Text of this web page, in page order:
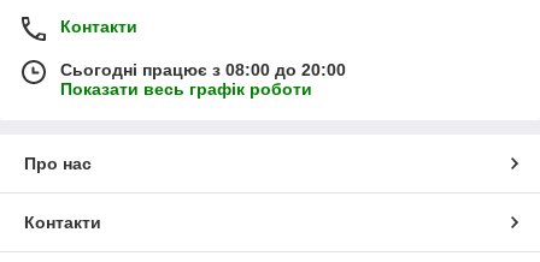
Контакти
Сьогодні працює з 08:00 до 20:00
Показати весь графік роботи
Про нас
Контакти